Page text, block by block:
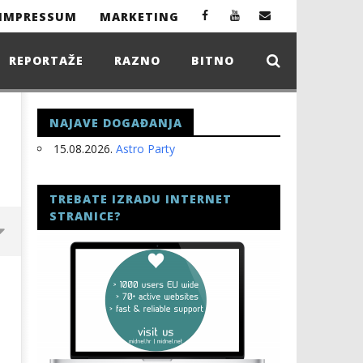
IMPRESSUM MARKETING
REPORTAŽE RAZNO BITNO
NAJAVE DOGAĐANJA
15.08.2026. Astro Party
TREBATE IZRADU INTERNET
STRANICE?